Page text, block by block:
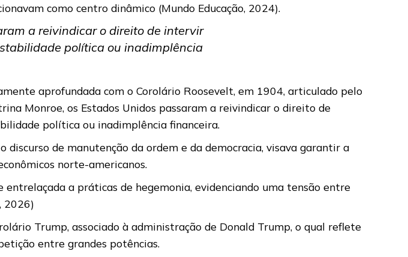
como centro dinâmico (Mundo Educação, 2024).
a reivindicar o direito de intervir
política ou inadimplência
aprofundada com o Corolário Roosevelt, em 1904, articulado pelo
Monroe, os Estados Unidos passaram a reivindicar o direito de
política ou inadimplência financeira.
de manutenção da ordem e da democracia, visava garantir a
norte-americanos.
a práticas de hegemonia, evidenciando uma tensão entre
2026)
Trump, associado à administração de Donald Trump, o qual reflete
entre grandes potências.